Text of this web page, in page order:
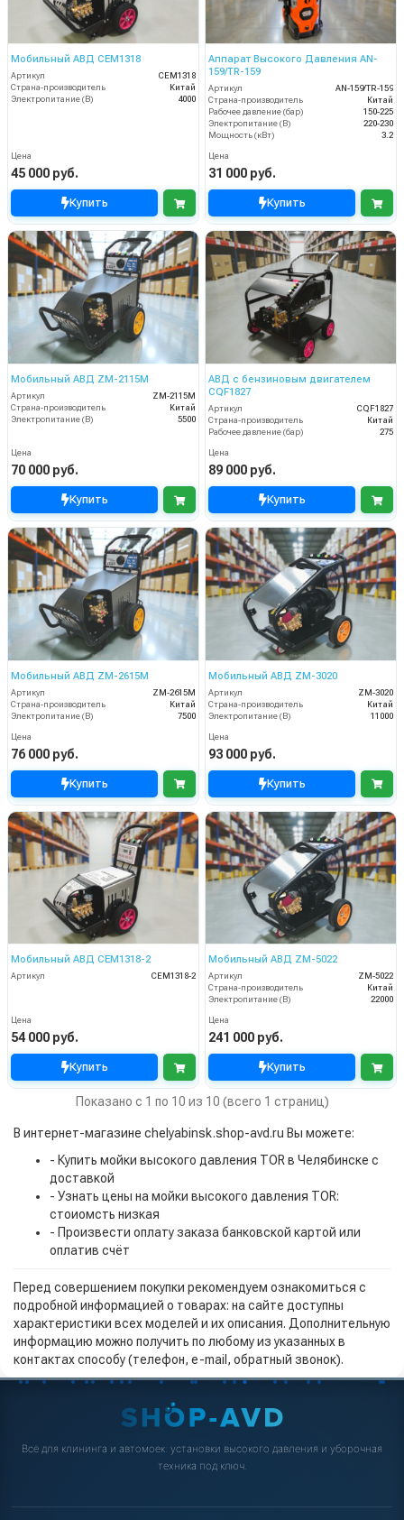
Мобильный АВД CEM1318
Артикул
CEM1318
Страна-производитель
Китай
Электропитание (В)
4000
Цена
45 000 руб.
Купить
Аппарат Высокого Давления AN-
159/TR-159
Артикул
AN-159/TR-159
Страна-производитель
Китай
Рабочее давление (бар)
150-225
Электропитание (В)
220-230
Мощность (кВт)
3.2
Цена
31 000 руб.
Купить
Мобильный АВД ZM-2115М
Артикул
ZM-2115М
Страна-производитель
Китай
Электропитание (В)
5500
Цена
70 000 руб.
Купить
АВД с бензиновым двигателем
CQF1827
Артикул
CQF1827
Страна-производитель
Китай
Рабочее давление (бар)
275
Цена
89 000 руб.
Купить
Мобильный АВД ZM-2615M
Артикул
ZM-2615M
Страна-производитель
Китай
Электропитание (В)
7500
Цена
76 000 руб.
Купить
Мобильный АВД ZM-3020
Артикул
ZM-3020
Страна-производитель
Китай
Электропитание (В)
11000
Цена
93 000 руб.
Купить
Мобильный АВД CEM1318-2
Артикул CEM1318-2
Цена
54 000 руб.
Купить
Мобильный АВД ZM-5022
Артикул
ZM-5022
Страна-производитель
Китай
Электропитание (В)
22000
Цена
241 000 руб.
Купить
Показано с 1 по 10 из 10 (всего 1 страниц)
В интернет-магазине chelyabinsk.shop-avd.ru Вы можете:
- Купить мойки высокого давления TOR в Челябинске с
доставкой
- Узнать цены на мойки высокого давления TOR:
стоиомсть низкая
- Произвести оплату заказа банковской картой или
оплатив счёт
Перед совершением покупки рекомендуем ознакомиться с
подробной информацией о товарах: на сайте доступны
характеристики всех моделей и их описания. Дополнительную
информацию можно получить по любому из указанных в
контактах способу (телефон, e-mail, обратный звонок).
Всё для клининга и автомоек: установки высокого давления и уборочная
техника под ключ.